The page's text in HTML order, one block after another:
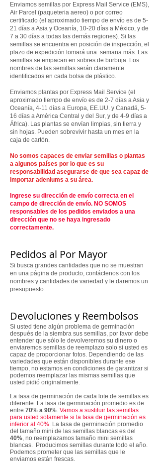
Enviamos semillas por Express Mail Service (EMS),
Air Parcel (paqueteria aereo) o por correo
certificado (el aproximado tiempo de envío es de 5-
21 días a Asia y Oceanía, 10-20 días a México, y de
7 a 30 días a todas las demás regiones). Si las
semillas se encuentra en posición de inspección, el
plazo de expedición tomará una semana más. Las
semillas se empacan en sobres de burbuja. Los
nombres de las semillas serán claramente
identificados en cada bolsa de plástico.
Enviamos plantas por Express Mail Service (el
aproximado tiempo de envío es de 2-7 días a Asia y
Oceanía, 4-11 días a Europa, EE.UU. y Canadá, 5-
16 días a América Central y del Sur, y de 4-9 días a
África). Las plantas se envían limpias, sin tierra y
sin hojas. Pueden sobrevivir hasta un mes en la
caja de cartón.
No somos capaces de enviar semillas o plantas
a algunos países por lo que es su
responsabilidad asegurarse de que sea capaz de
importar adeniums a su área.
Ingrese su dirección de envío correcta en el
campo de dirección de envío. NO SOMOS
responsables de los pedidos enviados a una
dirección que no se haya ingresado
correctamente.
Pedidos al Por Mayor
Si busca grandes cantidades que no se muestran
en una página de producto, contáctenos con los
nombres y cantidades de variedad y le daremos un
presupuesto.
Devoluciones y Reembolsos
Si usted tiene algún problema de germinación
después de la siembra sus semillas, por favor debe
entender que sólo le devolveremos su dinero o
enviaremos semillas de reemplazo solo si usted es
capaz de proporcionar fotos. Dependiendo de las
variedades que están disponibles durante ese
tiempo, no estamos en condiciones de garantizar si
podemos reemplazar las mismas semillas que
usted pidió originalmente.
La tasa de germinación de cada lote de semillas es
diferente. La tasa de germinación promedio es de
entre 70% a 90%. Vamos a sustituir las semillas
para usted solamente si la tasa de germinación es
inferior al 40%. La tasa de germinación promedio
del tamaño mini de las semillas blancas es del
40%, no reemplazamos tamaño mini semillas
blancas. Producimos semillas durante todo el año.
Podemos prometer que las semillas que le
enviamos están frescas.